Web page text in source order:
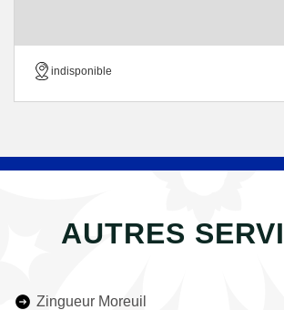
indisponible
AUTRES
Zingueur Moreuil